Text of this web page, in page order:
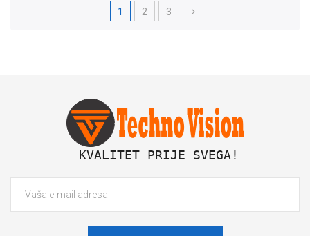
1 2 3
KVALITET PRIJE SVEGA!